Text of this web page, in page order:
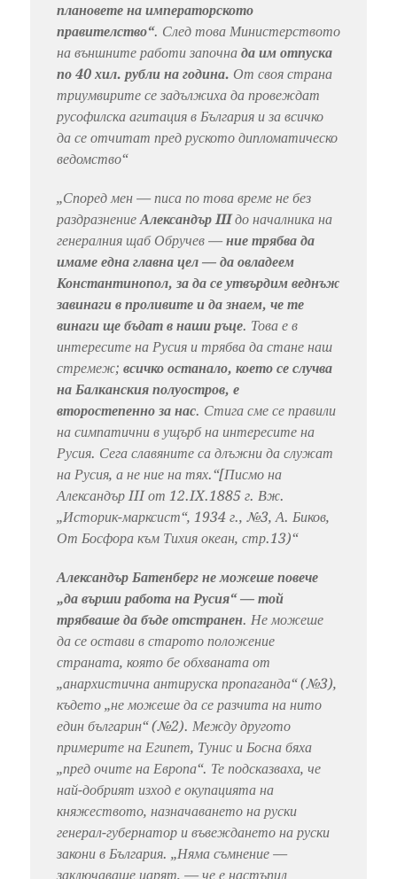
плановете на императорското
правителство“. След това Министерството
на външните работи започна да им отпуска
по 40 хил. рубли на година. От своя страна
триумвирите се задължиха да провеждат
русофилска агитация в България и за всичко
да се отчитат пред руското дипломатическо
ведомство“
„Според мен — писа по това време не без
раздразнениеАлександър IIIдо началника на
генералния щаб Обручев —ние трябва да
имаме една главна цел — да овладеем
Константинопол, за да се утвърдим веднъж
завинаги в проливите и да знаем, че те
винаги ще бъдат в наши ръце. Това е в
интересите на Русия и трябва да стане наш
стремеж; всичко останало, което се случва
на Балканския полуостров, е
второстепенно за нас. Стига сме се правили
на симпатични в ущърб на интересите на
Русия. Сега славяните са длъжни да служат
на Русия, а не ние на тях.“[Писмо на
Александър III от 12.IX.1885 г. Вж.
„Историк-марксист“, 1934 г., №3, А. Биков,
От Босфора към Тихия океан, стр.13)“
Александър Батенберг не можеше повече
„да върши работа на Русия“ — той
трябваше да бъде отстранен. Не можеше
да се остави в старото положение
страната, която бе обхваната от
„анархистична антируска пропаганда“ (№3),
където „не можеше да се разчита на нито
един българин“ (№2). Между другото
примерите на Египет, Тунис и Босна бяха
„пред очите на Европа“. Те подсказваха, че
най-добрият изход е окупацията на
княжеството, назначаването на руски
генерал-губернатор и въвеждането на руски
закони в България. „Няма съмнение —
заключаваше царят, — че е настъпил